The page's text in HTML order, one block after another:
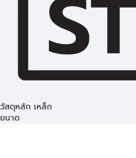
วัสดุหลัก เหล็ก
ขนาด